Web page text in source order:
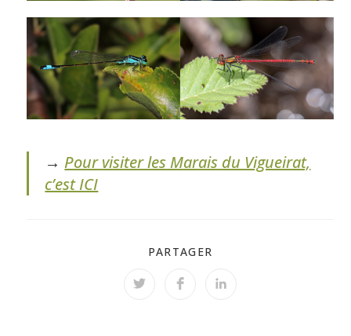
→Pour visiter les Marais du Vigueirat,
c’est ICI
PARTAGER